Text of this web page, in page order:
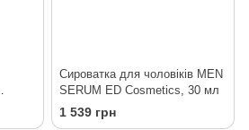
Сироватка для чоловіків MEN
SERUM ED Cosmetics, 30 мл
1 539 грн